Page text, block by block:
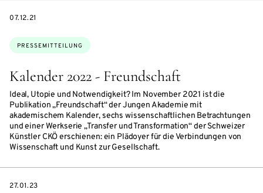
Kalender 2022 - Freundschaft
Ideal, Utopie und Notwendigkeit? Im November 2021 ist die
Publikation „Freundschaft“ der Jungen Akademie mit
akademischem Kalender, sechs wissenschaftlichen Betrachtungen
und einer Werkserie „Transfer und Transformation“ der Schweizer
Künstler CKÖ erschienen: ein Plädoyer für die Verbindungen von
Wissenschaft und Kunst zur Gesellschaft.
Themen:
PRESSEMITTEILUNG
DATE
07.12.21
DATE
27.01.23